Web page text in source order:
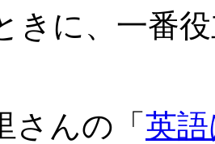
きに、一番
んの「 英